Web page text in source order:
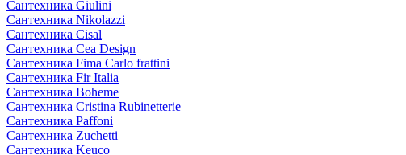
Сантехника Giulini
Сантехника Nikolazzi
Сантехника Cisal
Сантехника Cea Design
Сантехника Fima Carlo frattini
Сантехника Fir Italia
Сантехника Boheme
Сантехника Cristina Rubinetterie
Сантехника Paffoni
Сантехника Zuchetti
Сантехника Keuco